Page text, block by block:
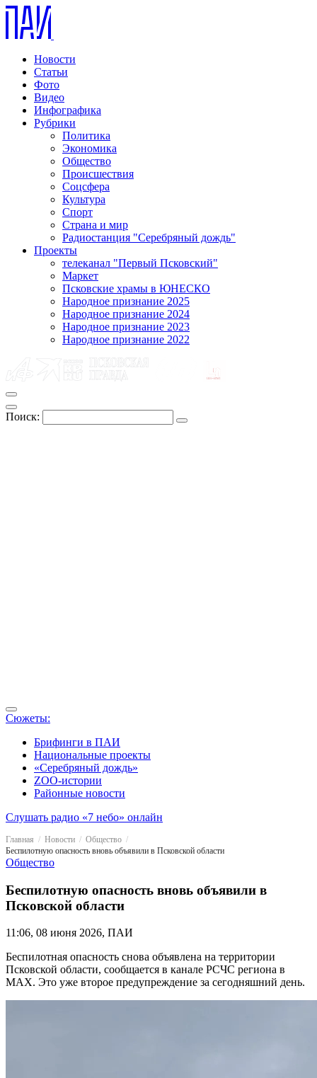
Новости
Статьи
Фото
Видео
Инфографика
Рубрики
Политика
Экономика
Общество
Происшествия
Соцсфера
Культура
Спорт
Страна и мир
Радиостанция "Серебряный дождь"
Проекты
телеканал "Первый Псковский"
Маркет
Псковские храмы в ЮНЕСКО
Народное признание 2025
Народное признание 2024
Народное признание 2023
Народное признание 2022
Поиск:
Сюжеты:
Брифинги в ПАИ
Национальные проекты
«Серебряный дождь»
ZOO-истории
Районные новости
Слушать радио «7 небо» онлайн
Главная Новости
Общество
Беспилотную опасность вновь объявили в Псковской области
Общество
Беспилотную опасность вновь объявили в
Псковской области
11:06, 08 июня 2026, ПАИ
Беспилотная опасность снова объявлена на территории
Псковской области, сообщается в канале РСЧС региона в
MAX. Это уже второе предупреждение за сегодняшний день.